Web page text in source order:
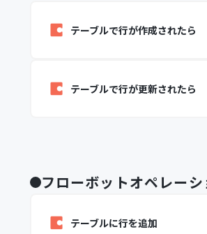
テーブルで行が作成されたら
テーブルで行が更新されたら
フローボットオペレーシ
テーブルに行を追加